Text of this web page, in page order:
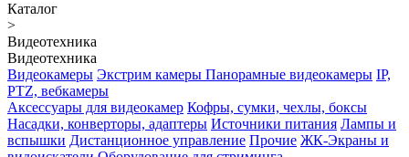
Каталог
>
Видеотехника
Видеотехника
Видеокамеры Экстрим камеры Панорамные видеокамеры IP,
PTZ, вебкамеры
Аксессуары для видеокамер Кофры, сумки, чехлы, боксы
Насадки, конверторы, адаптеры Источники питания Лампы и
вспышки Дистанционное управление Прочие ЖК-Экраны и